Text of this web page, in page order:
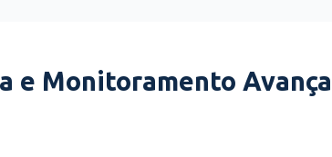
e Monitoramento